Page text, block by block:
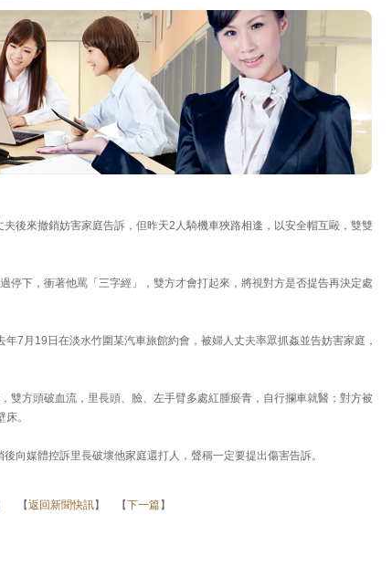
後來撤銷妨害家庭告訴，但昨天2人騎機車狹路相逢，以安全帽互毆，雙雙
停下，衝著他罵「三字經」，雙方才會打起來，將視對方是否提告再決定處
7月19日在淡水竹圍某汽車旅館約會，被婦人丈夫率眾抓姦並告妨害家庭，
雙方頭破血流，里長頭、臉、左手臂多處紅腫瘀青，自行攔車就醫；對方被
。
向媒體控訴里長破壞他家庭還打人，聲稱一定要提出傷害告訴。
【返回新聞快訊】 【下一篇】